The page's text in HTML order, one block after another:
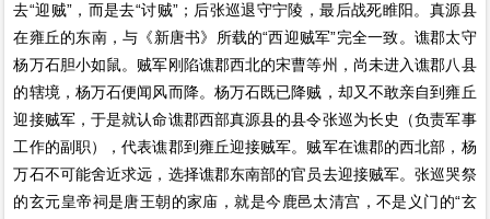
去“迎贼”，而是去“讨贼”；后张巡退守宁陵，最后战死睢阳。真源县
在雍丘的东南，与《新唐书》所载的“西迎贼军”完全一致。谯郡太守
杨万石胆小如鼠。贼军刚陷谯郡西北的宋曹等州，尚未进入谯郡八县
的辖境，杨万石便闻风而降。杨万石既已降贼，却又不敢亲自到雍丘
迎接贼军，于是就认命谯郡西部真源县的县令张巡为长史（负责军事
工作的副职），代表谯郡到雍丘迎接贼军。贼军在谯郡的西北部，杨
万石不可能舍近求远，选择谯郡东南部的官员去迎接贼军。张巡哭祭
的玄元皇帝祠是唐王朝的家庙，就是今鹿邑太清宫，不是义门的“玄